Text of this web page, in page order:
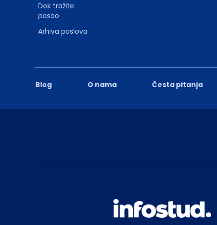
Blog O nama Česta pitanja
Dok tražite
posao
Arhiva poslova